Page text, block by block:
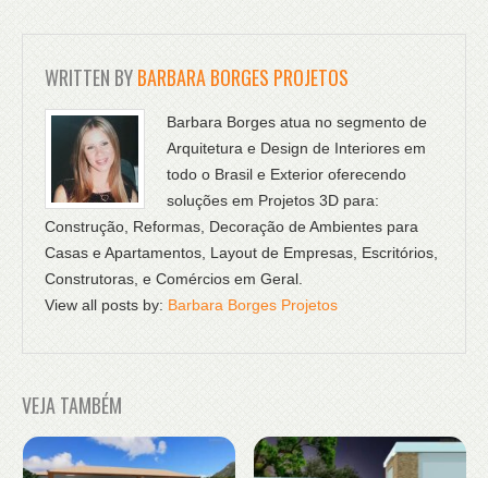
WRITTEN BYBARBARA BORGES PROJETOS
Barbara Borges atua no segmento de
Arquitetura e Design de Interiores em
todo o Brasil e Exterior oferecendo
soluções em Projetos 3D para:
Construção, Reformas, Decoração de Ambientes para
Casas e Apartamentos, Layout de Empresas, Escritórios,
Construtoras, e Comércios em Geral.
View all posts by: Barbara Borges Projetos
VEJA TAMBÉM